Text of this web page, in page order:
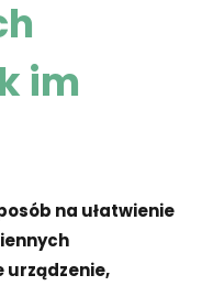
im
na ułatwienie
urządzenie,